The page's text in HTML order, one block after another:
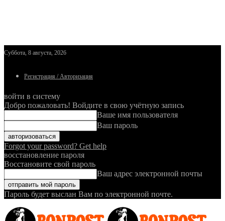
Суббота, 8 августа, 2026
Регистрация / Авторизация
войти в систему
Добро пожаловать! Войдите в свою учётную запись
Ваше имя пользователя
Ваш пароль
Forgot your password? Get help
восстановление пароля
Восстановите свой пароль
Ваш адрес электронной почты
Пароль будет выслан Вам по электронной почте.